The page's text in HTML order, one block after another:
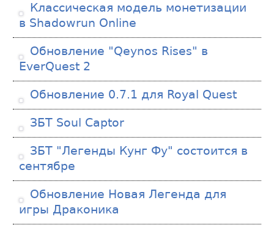
Классическая модель монетизации
в Shadowrun Online
Обновление "Qeynos Rises" в
EverQuest 2
Обновление 0.7.1 для Royal Quest
ЗБТ Soul Captor
ЗБТ "Легенды Кунг Фу" состоится в
сентябре
Обновление Новая Легенда для
игры Драконика